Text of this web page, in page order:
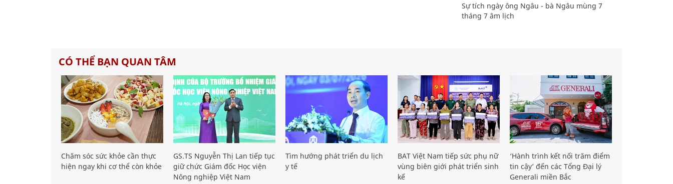
Sự tích ngày ông Ngâu - bà Ngâu mùng 7
tháng 7 âm lịch
CÓ THỂ BẠN QUAN TÂM
Chăm sóc sức khỏe cần thực
hiện ngay khi cơ thể còn khỏe
GS.TS Nguyễn Thị Lan tiếp tục
giữ chức Giám đốc Học viện
Nông nghiệp Việt Nam
Tìm hướng phát triển du lịch
y tế
BAT Việt Nam tiếp sức phụ nữ
vùng biên giới phát triển sinh
kế
‘Hành trình kết nối trăm điểm
tin cậy’ đến các Tổng Đại lý
Generali miền Bắc